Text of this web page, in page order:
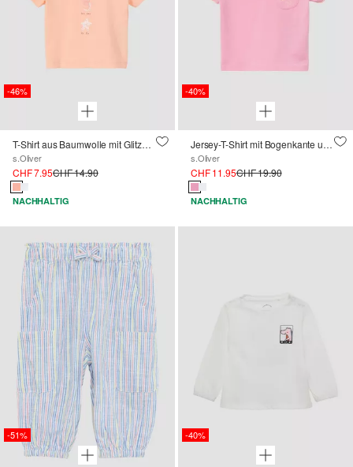
-46%
T-Shirt aus Baumwolle mit Glitzerprint
s.Oliver
CHF 7.95CHF 14.90
NACHHALTIG
-40%
Jersey-T-Shirt mit Bogenkante und Brusttasche
s.Oliver
CHF 11.95CHF 19.90
NACHHALTIG
-51% -40%